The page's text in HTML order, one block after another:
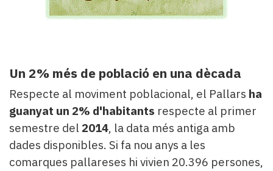
Un 2% més de població en una dècada
Respecte al moviment poblacional, el Pallars ha
guanyat un 2% d'habitants respecte al primer
semestre del 2014, la data més antiga amb
dades disponibles. Si fa nou anys a les
comarques pallareses hi vivien 20.396 persones,